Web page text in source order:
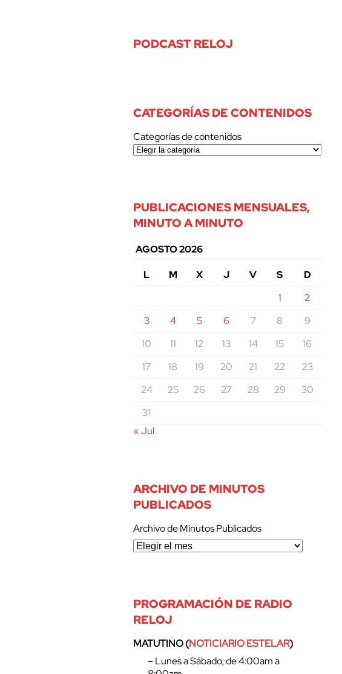
PODCAST RELOJ
CATEGORÍAS DE CONTENIDOS
Categorías de contenidos
PUBLICACIONES MENSUALES,
MINUTO A MINUTO
AGOSTO 2026
L
M X J V S
D
1
2
3
4 5 6 7 8
9
10
11 12 13 14 15
16
17
18 19 20 21 22
23
24
25 26 27 28 29
30
31
« Jul
ARCHIVO DE MINUTOS
PUBLICADOS
Archivo de Minutos Publicados
PROGRAMACIÓN DE RADIO
RELOJ
MATUTINO (NOTICIARIO ESTELAR)
– Lunes a Sábado, de 4:00am a